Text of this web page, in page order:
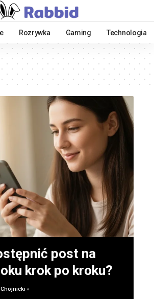
Rozrywka Gaming Technologia
post na
krok po kroku?